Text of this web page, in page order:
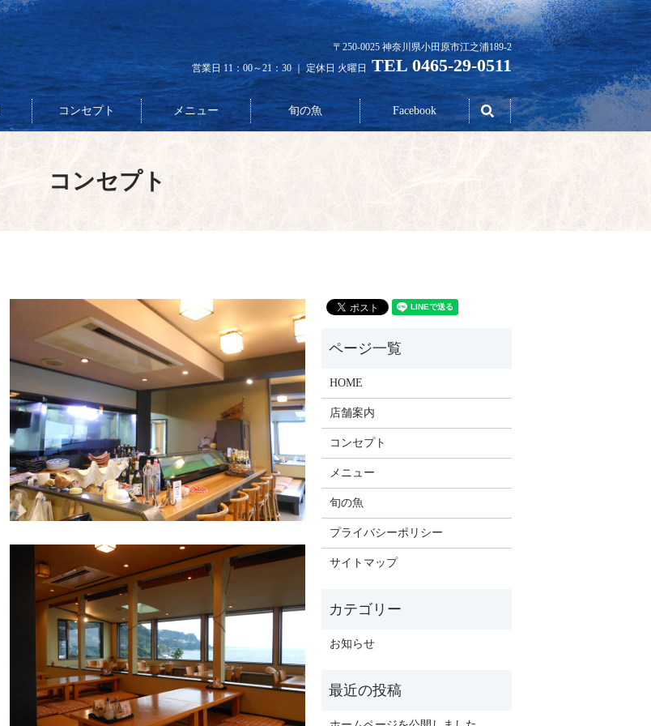
〒250-0025 神奈川県小田原市江之浦189-2
営業日 11：00～21：30 ｜ 定休日 火曜日 TEL 0465-29-0511
コンセプト メニュー 旬の魚 Facebook search
コンセプト
HOME
店舗案内
コンセプト
メニュー
旬の魚
プライバシーポリシー
サイトマップ
お知らせ